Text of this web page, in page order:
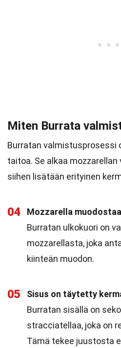
Miten Burrata
Burratan valmistusprosessi
taitoa. Se alkaa
siihen lisätään erityinen
04
Mozzarella
Burratan ulkokuori on
mozzarellasta, joka
kiinteän muodon.
05
Sisus on täytetty
Burratan sisällä on
stracciatellaa, joka on
Tämä tekee juustosta